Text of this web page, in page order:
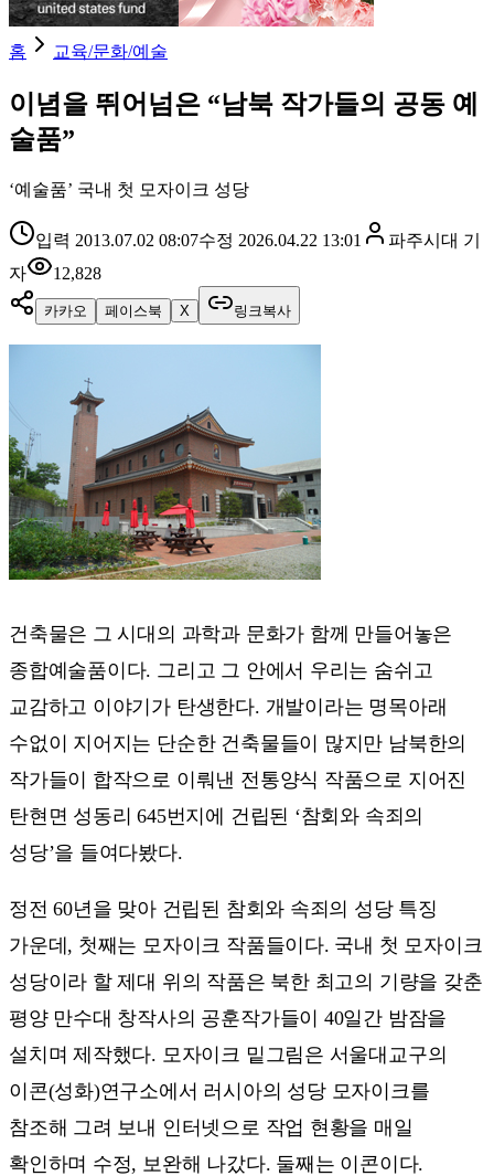
홈 교육/문화/예술
이념을 뛰어넘은 “남북 작가들의 공동 예
술품”
‘예술품’ 국내 첫 모자이크 성당
입력 2013.07.02 08:07수정 2026.04.22 13:01 파주시대 기
자
12,828
카카오 페이스북 X 링크복사
건축물은 그 시대의 과학과 문화가 함께 만들어놓은
종합예술품이다. 그리고 그 안에서 우리는 숨쉬고
교감하고 이야기가 탄생한다. 개발이라는 명목아래
수없이 지어지는 단순한 건축물들이 많지만 남북한의
작가들이 합작으로 이뤄낸 전통양식 작품으로 지어진
탄현면 성동리 645번지에 건립된 ‘참회와 속죄의
성당’을 들여다봤다.
정전 60년을 맞아 건립된 참회와 속죄의 성당 특징
가운데, 첫째는 모자이크 작품들이다. 국내 첫 모자이크
성당이라 할 제대 위의 작품은 북한 최고의 기량을 갖춘
평양 만수대 창작사의 공훈작가들이 40일간 밤잠을
설치며 제작했다. 모자이크 밑그림은 서울대교구의
이콘(성화)연구소에서 러시아의 성당 모자이크를
참조해 그려 보내 인터넷으로 작업 현황을 매일
확인하며 수정, 보완해 나갔다. 둘째는 이콘이다.